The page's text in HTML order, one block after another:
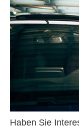
Haben Sie